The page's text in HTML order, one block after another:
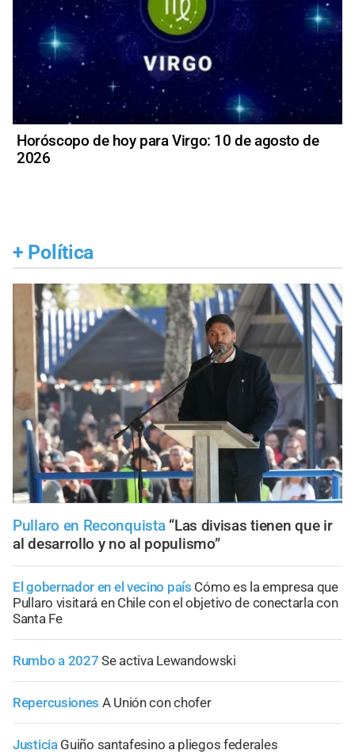
Horóscopo de hoy para Virgo: 10 de agosto de
2026
+ Política
Pullaro en Reconquista “Las divisas tienen que ir
al desarrollo y no al populismo”
El gobernador en el vecino país Cómo es la empresa que
Pullaro visitará en Chile con el objetivo de conectarla con
Santa Fe
Rumbo a 2027 Se activa Lewandowski
Repercusiones A Unión con chofer
Justicia Guiño santafesino a pliegos federales